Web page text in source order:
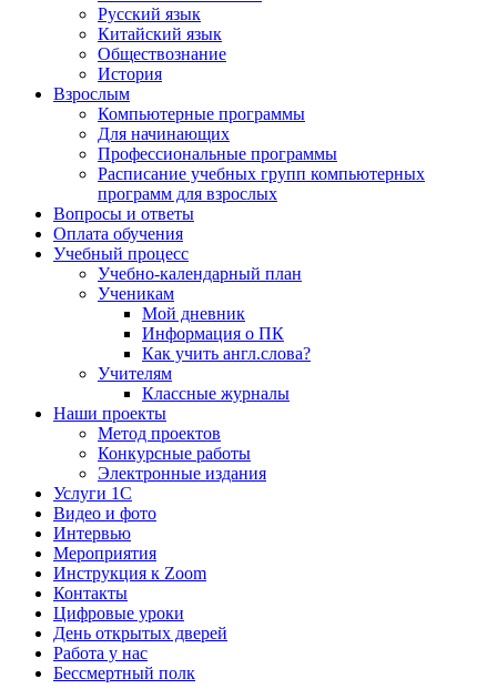
Русский язык
Китайский язык
Обществознание
История
Взрослым
Компьютерные программы
Для начинающих
Профессиональные программы
Расписание учебных групп компьютерных
программ для взрослых
Вопросы и ответы
Оплата обучения
Учебный процесс
Учебно-календарный план
Ученикам
Мой дневник
Информация о ПК
Как учить англ.слова?
Учителям
Классные журналы
Наши проекты
Метод проектов
Конкурсные работы
Электронные издания
Услуги 1C
Видео и фото
Интервью
Мероприятия
Инструкция к Zoom
Контакты
Цифровые уроки
День открытых дверей
Работа у нас
Бессмертный полк